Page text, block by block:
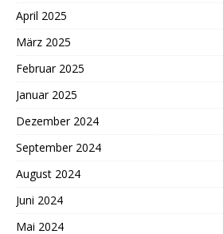
April 2025
März 2025
Februar 2025
Januar 2025
Dezember 2024
September 2024
August 2024
Juni 2024
Mai 2024